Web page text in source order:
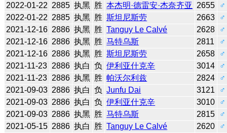
2022-01-22 2885 执黑 胜 本杰明·德雷安·杰奈齐亚 2655
♂
2022-01-22 2885 执黑 胜 斯坦尼斯劳 2663
♂
2021-12-16 2886 执黑 胜 Tanguy Le Calvé 2628
♂
2021-12-16 2886 执黑 胜 马特乌斯 2811
♂
2021-12-16 2886 执黑 胜 斯坦尼斯劳 2658
♂
2021-11-23 2886 执白 负 伊利亚什克辛 3014
♂
2021-11-23 2886 执黑 胜 帕沃尔利兹 2824
♂
2021-09-03 2886 执白 负 Junfu Dai 3121
♂
2021-09-03 2886 执白 负 伊利亚什克辛 3010
♂
2021-09-03 2886 执黑 胜 马特乌斯 2815
♂
2021-05-15 2886 执白 胜 Tanguy Le Calvé 2620
♂